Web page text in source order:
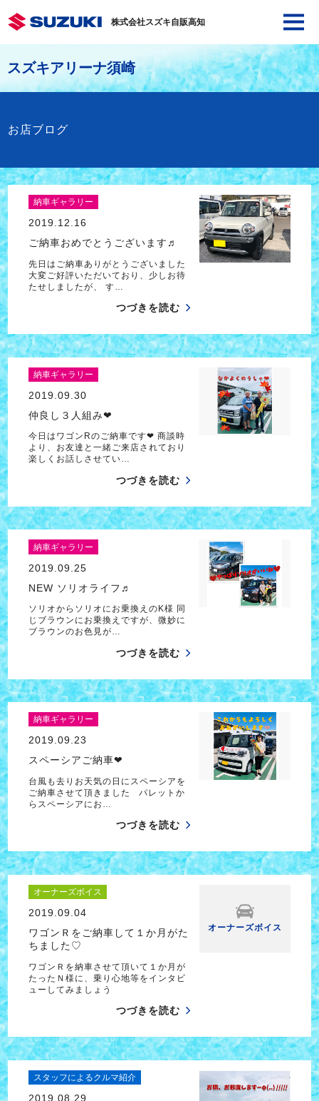
株式会社スズキ自販高知
スズキアリーナ須崎
お店ブログ
納車ギャラリー
2019.12.16
ご納車おめでとうございます♬
先日はご納車ありがとうございました
大変ご好評いただいており、少しお待
たせしましたが、 す…
つづきを読む
納車ギャラリー
2019.09.30
仲良し３人組み❤
今日はワゴンRのご納車です❤ 商談時
より、お友達と一緒ご来店されており
楽しくお話しさせてい…
つづきを読む
納車ギャラリー
2019.09.25
NEW ソリオライフ♬
ソリオからソリオにお乗換えのK様 同
じブラウンにお乗換えですが、微妙に
ブラウンのお色見が…
つづきを読む
納車ギャラリー
2019.09.23
スペーシアご納車❤
台風も去りお天気の日にスペーシアを
ご納車させて頂きました パレットか
らスペーシアにお…
つづきを読む
オーナーズボイス
2019.09.04
ワゴンＲをご納車して１か月がた
ちました♡
ワゴンＲを納車させて頂いて１か月が
たったＮ様に、乗り心地等をインタビ
ューしてみましょう
つづきを読む
オーナーズボイス
スタッフによるクルマ紹介
2019.08.29